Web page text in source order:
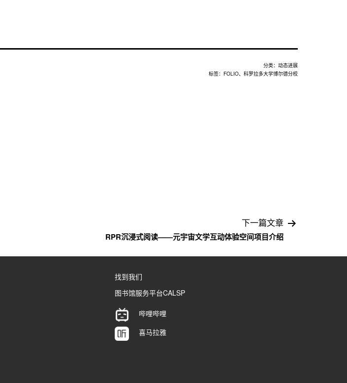
分类： 动态进展
标签： FOLIO、 科罗拉多大学博尔德分校
下一篇文章
RPR沉浸式阅读——元宇宙文学互动体验空间项目介绍
找到我们
图书馆服务平台CALSP
哔哩哔哩
喜马拉雅